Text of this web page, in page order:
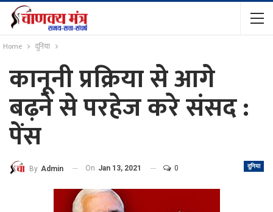
Home दुनिया
कानूनी प्रक्रिया से आगे
बढ़ने से परहेज करे संसद :
पेंस
दुनिया
By Admin On Jan 13, 2021 0